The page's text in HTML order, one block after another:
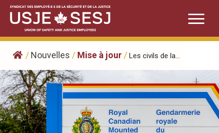
Skip
content
/ Nouvelles / Mise à jour / Les civils de la...